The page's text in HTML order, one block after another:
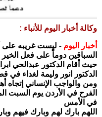
وكالة أخبار اليوم للأنباء :
أخبار اليوم - ليست غريبه على
السباقين دوماً على فعل الخير
حيث أقام الدكتور عبدالحي
الدكتور انور وليمة لغداء
ومن والواجب الإنساني
في الأمس
اللهم بارك لهم وبارك فيهم